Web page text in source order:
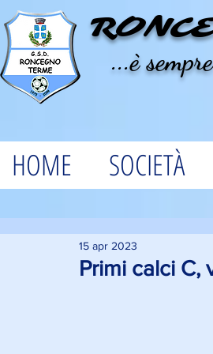
...è
HOME SOCIETÀ
Primi calci C,
15 apr 2023